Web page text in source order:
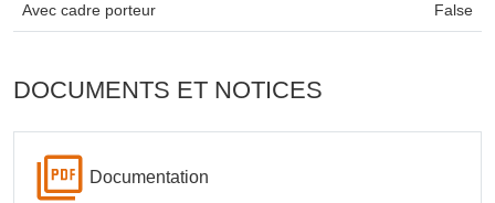
Avec cadre porteur False
DOCUMENTS ET NOTICES
Documentation